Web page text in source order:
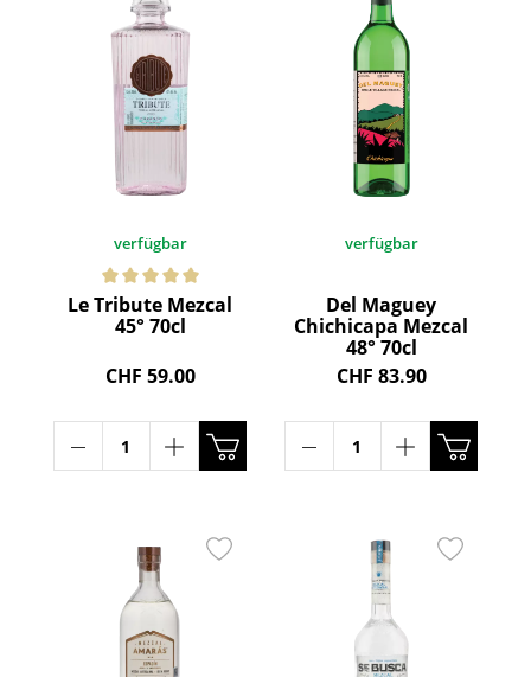
verfügbar
Le Tribute Mezcal
45° 70cl
CHF 59.00
verfügbar
Del Maguey
Chichicapa Mezcal
48° 70cl
CHF 83.90